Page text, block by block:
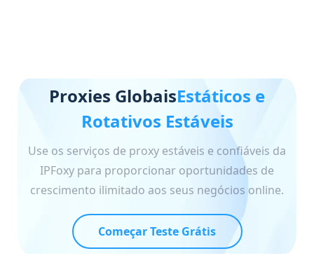
Proxies GlobaisEstáticos e
Rotativos Estáveis
Use os serviços de proxy estáveis e confiáveis da
IPFoxy para proporcionar oportunidades de
crescimento ilimitado aos seus negócios online.
Começar Teste Grátis